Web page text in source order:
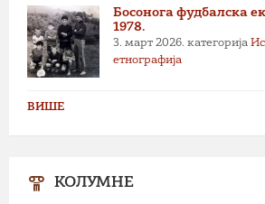
Босонога фудбалска
1978.
3. март 2026. категорија
етнографија
ВИШЕ
КОЛУМНЕ